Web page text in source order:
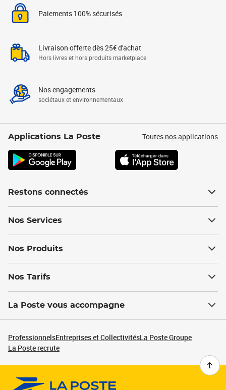
Paiements 100% sécurisés
Livraison offerte dès 25€ d'achat
Hors livres et hors produits marketplace
Nos engagements
sociétaux et environnementaux
Applications La Poste Toutes nos applications
Restons connectés
Nos Services
Nos Produits
Nos Tarifs
La Poste vous accompagne
ProfessionnelsEntreprises et CollectivitésLa Poste Groupe
La Poste recrute